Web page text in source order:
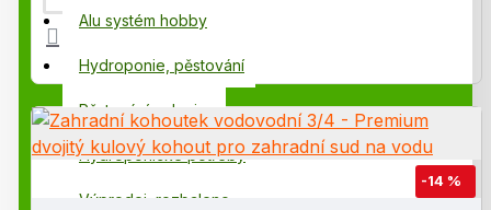
Alu systém hobby
Hydroponie, pěstování
Pěstování zeleniny
Hydroponické potřeby
Výprodej, rozbaleno
-14 %